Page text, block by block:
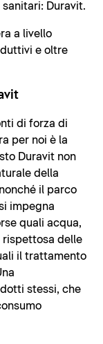
Duravit.
a livello
e oltre
di forza di
per noi è la
Duravit non
della
il parco
impegna
quali acqua,
rispettosa delle
il trattamento
stessi, che